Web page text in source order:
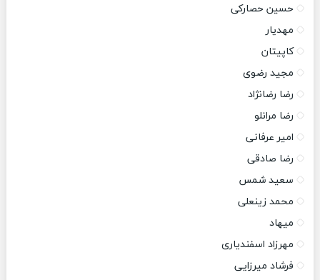
حسین حصارکی
مهدیار
کاپیتان
مجید رضوی
رضا رضانژاد
رضا مرانلو
امیر عرفانی
رضا صادقی
سعید شمس
محمد زینعلی
میهاد
مهرزاد اسفندیاری
فرشاد میرزایی